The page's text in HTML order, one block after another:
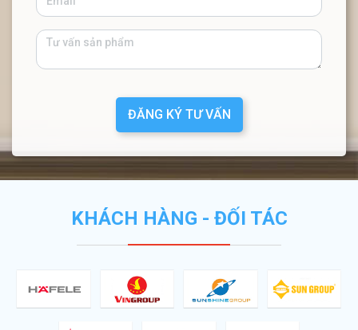
ĐĂNG KÝ TƯ VẤN
KHÁCH HÀNG - ĐỐI TÁC